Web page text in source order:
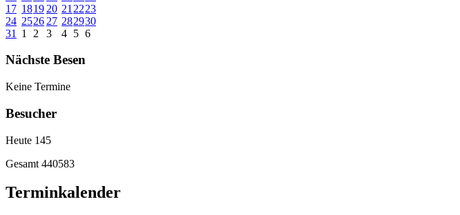
17 1819 20 21 2223
24 2526 27 282930
31
1 2 3 4 5 6
Nächste Besen
Keine Termine
Besucher
Heute 145
Gesamt 440583
Terminkalender